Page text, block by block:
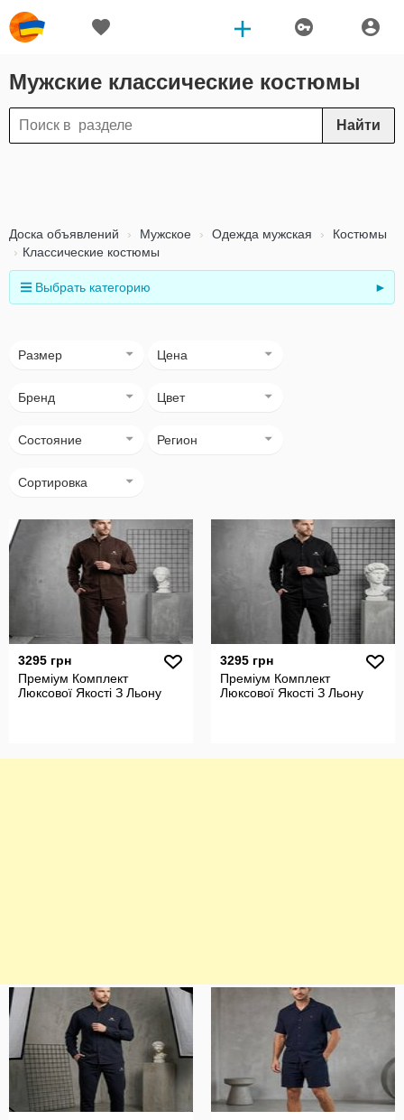
Мужские классические костюмы
Найти
Доска объявлений Мужское Одежда мужская
Костюмы
Классические костюмы
Выбрать категорию ►
Размер Цена
Бренд Цвет
Состояние Регион
Сортировка
3295 грн
Преміум Комплект
Люксової Якості З Льону
3295 грн
Преміум Комплект
Люксової Якості З Льону